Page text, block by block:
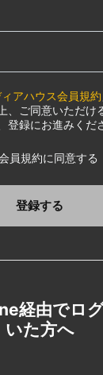
アハウス会員規約
、ご同意いただけ
録にお進みくだ
員規約に同意する
登録する
経由でロ
いた方へ